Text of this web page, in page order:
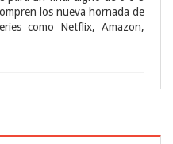
los nueva hornada de
como Netflix, Amazon,